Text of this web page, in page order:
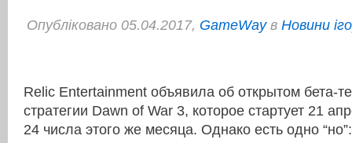
Опубліковано 05.04.2017, GameWayв Новини
Relic Entertainment объявила об открытом бета-
стратегии Dawn of War 3, которое стартует 21
24 числа этого же месяца. Однако есть одно